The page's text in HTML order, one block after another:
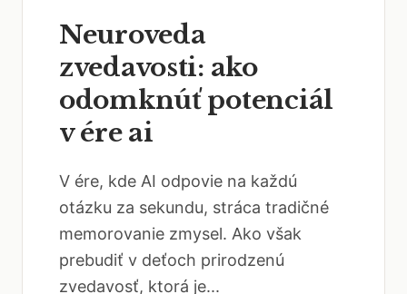
Neuroveda
zvedavosti: ako
odomknúť potenciál
v ére ai
V ére, kde AI odpovie na každú
otázku za sekundu, stráca tradičné
memorovanie zmysel. Ako však
prebudiť v deťoch prirodzenú
zvedavosť, ktorá je...